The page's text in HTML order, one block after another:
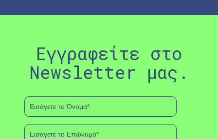
Εγγραφείτε στο
Newsletter μας.